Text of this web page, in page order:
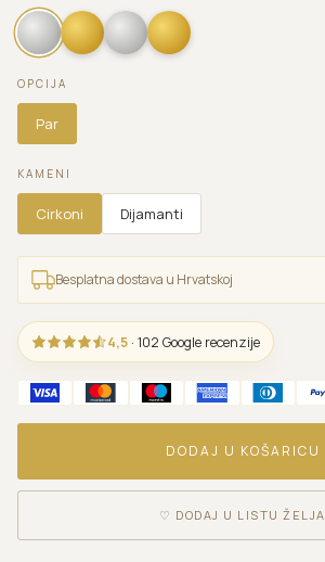
OPCIJA
Par
KAMENI
Cirkoni Dijamanti
Besplatna dostava u Hrvatskoj
4,5 · 102 Google recenzije
DODAJ U KOŠARICU
♡ DODAJ U LISTU ŽELJA